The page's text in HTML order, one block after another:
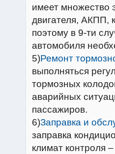
имеет множество
двигателя, АКПП,
поэтому в 9-ти
автомобиля
5)Ремонт
выполняться
тормозных
аварийных
пассажиров.
6)Заправка и
заправка
климат контроля